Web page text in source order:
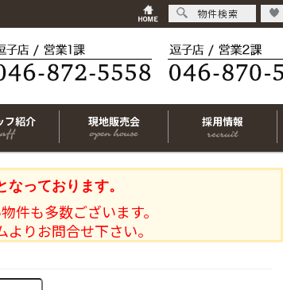
フ紹介 現地販売会 採用情報
っております。
件も多数ございます。
りお問合せ下さい。
物件検索